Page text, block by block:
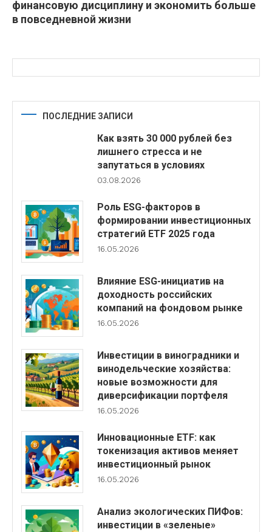
финансовую дисциплину и экономить больше
в повседневной жизни
ПОСЛЕДНИЕ ЗАПИСИ
Как взять 30 000 рублей без
лишнего стресса и не
запутаться в условиях
03.08.2026
Роль ESG-факторов в
формировании инвестиционных
стратегий ETF 2025 года
16.05.2026
Влияние ESG-инициатив на
доходность российских
компаний на фондовом рынке
16.05.2026
Инвестиции в виноградники и
винодельческие хозяйства:
новые возможности для
диверсификации портфеля
16.05.2026
Инновационные ETF: как
токенизация активов меняет
инвестиционный рынок
16.05.2026
Анализ экологических ПИФов:
инвестиции в «зеленые»